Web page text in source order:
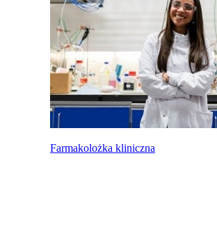
Farmakolożka kliniczna